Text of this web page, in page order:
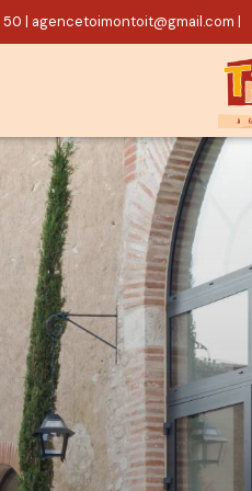
50 | agencetoimontoit@gmail.com |